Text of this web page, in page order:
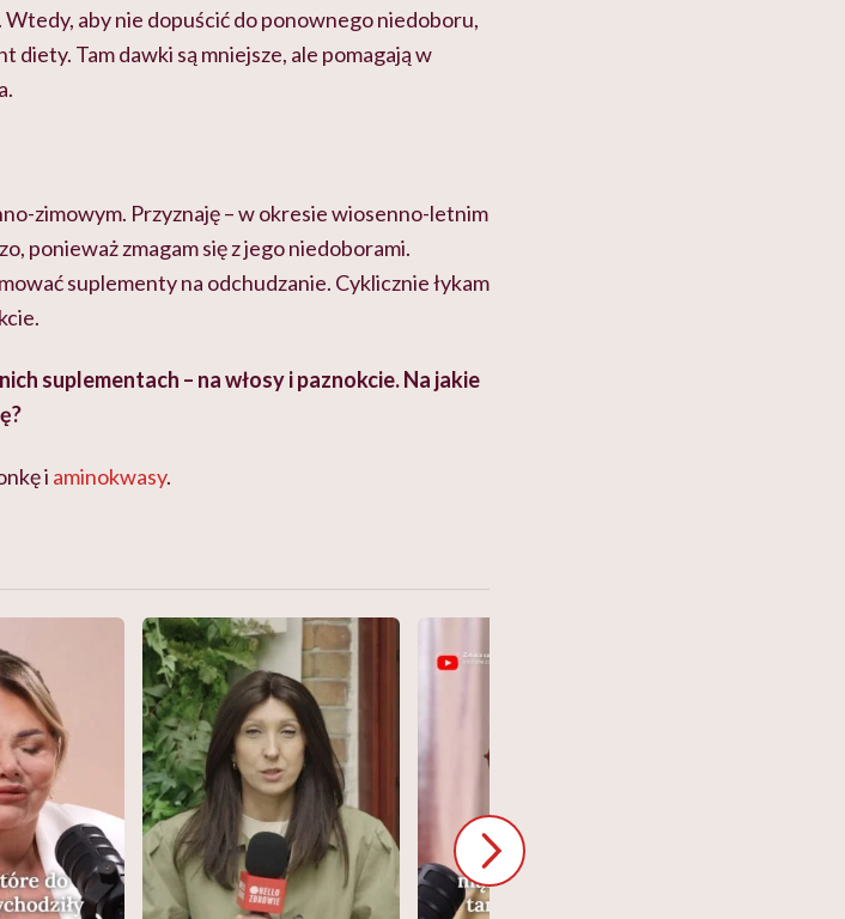
aby nie dopuścić do ponownego niedoboru,
diety. Tam dawki są mniejsze, ale pomagają w
zimowym. Przyznaję – w okresie wiosenno-letnim
ponieważ zmagam się z jego niedoborami.
suplementy na odchudzanie. Cyklicznie łykam
suplementach – na włosy i paznokcie. Na jakie
i aminokwasy.